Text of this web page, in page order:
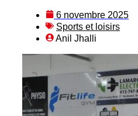
6 novembre 2025
Sports et loisirs
Anil Jhalli